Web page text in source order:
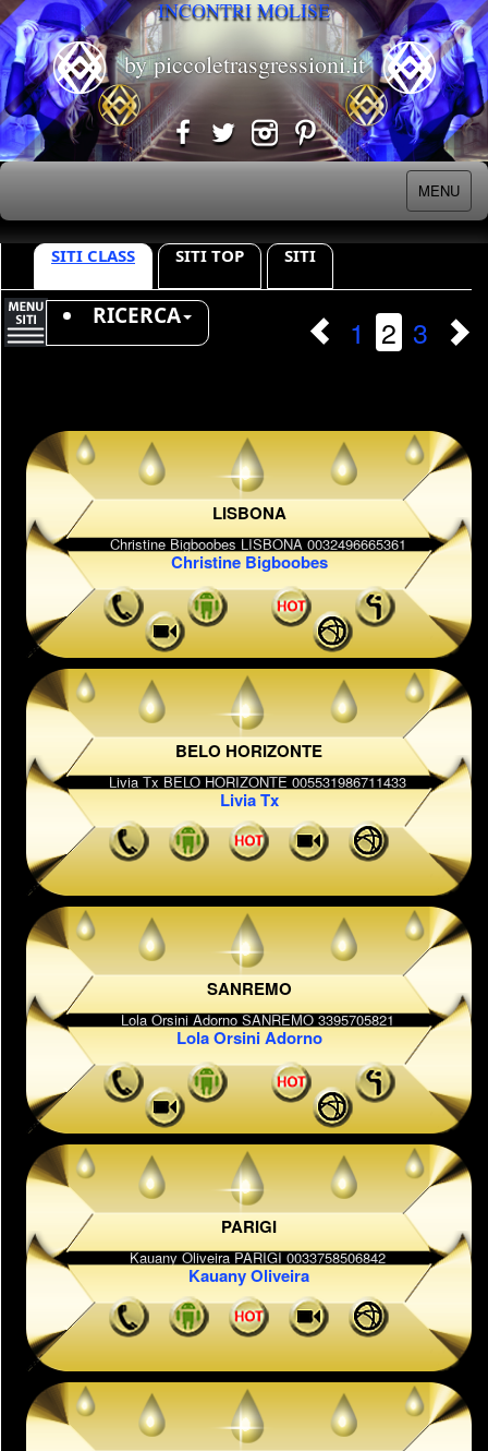
INCONTRI MOLISE
by piccoletrasgressioni.it
MENU
SITI CLASS SITI TOP SITI
RICERCA 1 2 3
LISBONA
Christine Bigboobes
BELO HORIZONTE
Livia Tx
SANREMO
Lola Orsini Adorno
PARIGI
Kauany Oliveira